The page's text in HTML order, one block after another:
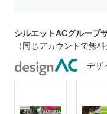
シルエットACグループ
（同じアカウントで無
デザ